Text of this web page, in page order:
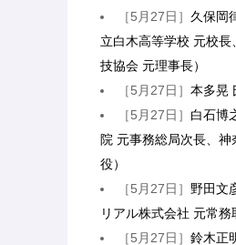
［5月27日］ 久保岡
立白木高等学校 元校
技協会 元理事長）
［5月27日］本多晃
［5月27日］ 白石博
院 元事務総局次長、神
役）
［5月27日］ 野田文
リアル株式会社 元常務
［5月27日］鈴木正